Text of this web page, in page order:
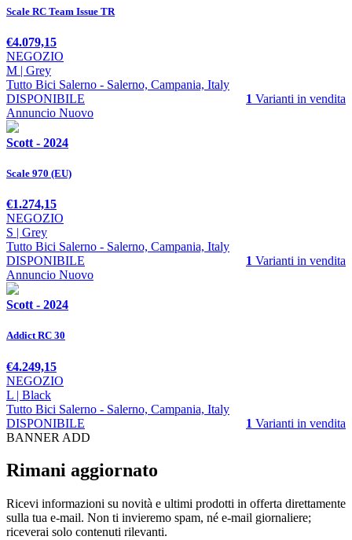
Scale RC Team Issue TR
€4.079,15
NEGOZIO
M | Grey
Tutto Bici Salerno - Salerno, Campania, Italy
DISPONIBILE
1 Varianti in vendita
Annuncio Nuovo
Scott - 2024
Scale 970 (EU)
€1.274,15
NEGOZIO
S | Grey
Tutto Bici Salerno - Salerno, Campania, Italy
DISPONIBILE
1 Varianti in vendita
Annuncio Nuovo
Scott - 2024
Addict RC 30
€4.249,15
NEGOZIO
L | Black
Tutto Bici Salerno - Salerno, Campania, Italy
DISPONIBILE
1 Varianti in vendita
BANNER ADD
Rimani aggiornato
Ricevi informazioni su novità e ultimi prodotti in offerta direttamente
sulla tua e-mail. Non ti invieremo spam, né e-mail giornaliere;
riceverai solo contenuti rilevanti.